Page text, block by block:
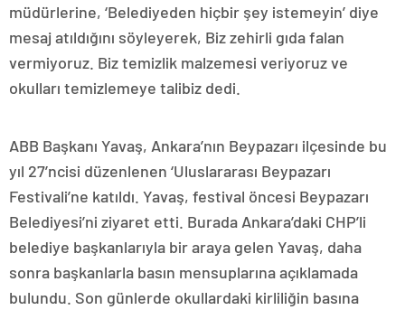
müdürlerine, ‘Belediyeden hiçbir şey istemeyin’ diye
mesaj atıldığını söyleyerek, Biz zehirli gıda falan
vermiyoruz. Biz temizlik malzemesi veriyoruz ve
okulları temizlemeye talibiz dedi.
ABB Başkanı Yavaş, Ankara’nın Beypazarı ilçesinde bu
yıl 27’ncisi düzenlenen ‘Uluslararası Beypazarı
Festivali’ne katıldı. Yavaş, festival öncesi Beypazarı
Belediyesi’ni ziyaret etti. Burada Ankara’daki CHP’li
belediye başkanlarıyla bir araya gelen Yavaş, daha
sonra başkanlarla basın mensuplarına açıklamada
bulundu. Son günlerde okullardaki kirliliğin basına